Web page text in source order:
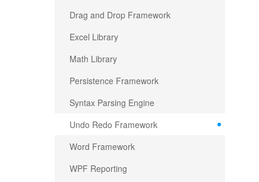
Drag and Drop Framework
Excel Library
Math Library
Persistence Framework
Syntax Parsing Engine
Undo Redo Framework
Word Framework
WPF Reporting